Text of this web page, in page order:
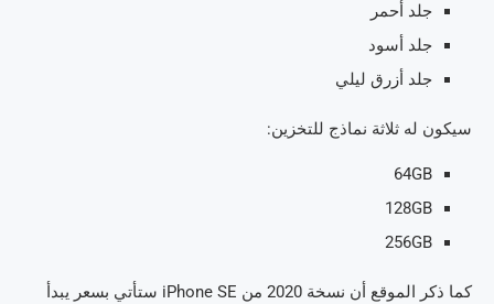
جلد أحمر
جلد أسود
جلد أزرق ليلي
سيكون له ثلاثة نماذج للتخزين:
64GB
128GB
256GB
كما ذكر الموقع أن نسخة 2020 من iPhone SE ستأتي بسعر يبدأ